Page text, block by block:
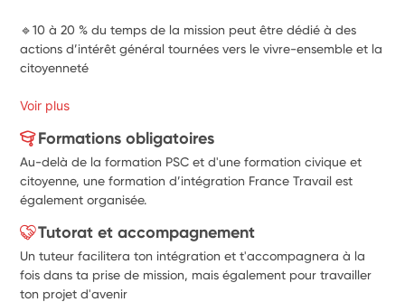
🔹10 à 20 % du temps de la mission peut être dédié à des
actions d’intérêt général tournées vers le vivre-ensemble et la
citoyenneté
Voir plus
Formations obligatoires
Au-delà de la formation PSC et d'une formation civique et
citoyenne, une formation d’intégration France Travail est
également organisée.
Tutorat et accompagnement
Un tuteur facilitera ton intégration et t'accompagnera à la
fois dans ta prise de mission, mais également pour travailler
ton projet d'avenir